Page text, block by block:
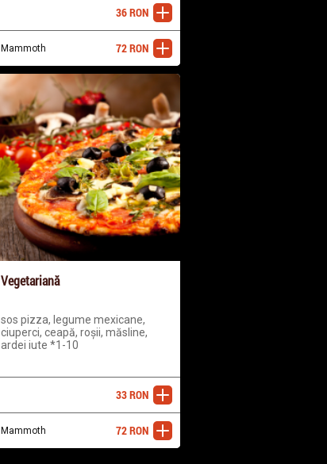
adaugă
36RON
Mammoth adaugă
72RON
Vegetariană
sos pizza, legume mexicane,
ciuperci, ceapă, roșii, măsline,
ardei iute *1-10
adaugă
33RON
Mammoth adaugă
72RON